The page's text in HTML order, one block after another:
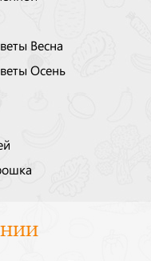
Весна
Осень